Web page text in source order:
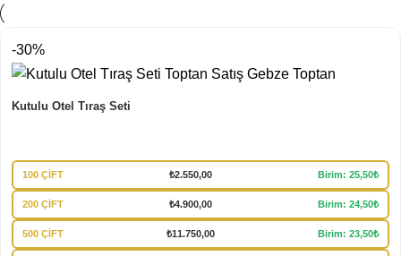
İncele
-30%
Kutulu Otel Tıraş Seti
100 ÇİFT ₺2.550,00 Birim: 25,50₺
200 ÇİFT ₺4.900,00 Birim: 24,50₺
500 ÇİFT ₺11.750,00 Birim: 23,50₺